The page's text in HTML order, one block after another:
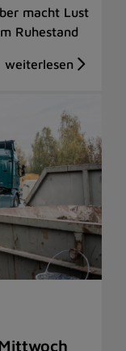
macht Lust
Ruhestand